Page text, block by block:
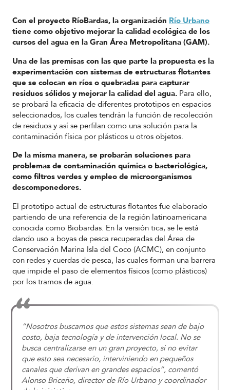
Con el proyecto RíoBardas, la organización Río Urbano
tiene como objetivo mejorar la calidad ecológica de los
cursos del agua en la Gran Área Metropolitana (GAM).
Una de las premisas con las que parte la propuesta es la
experimentación con sistemas de estructuras flotantes
que se colocan en ríos o quebradas para capturar
residuos sólidos y mejorar la calidad del agua. Para ello,
se probará la eficacia de diferentes prototipos en espacios
seleccionados, los cuales tendrán la función de recolección
de residuos y así se perfilan como una solución para la
contaminación física por plásticos u otros objetos.
De la misma manera, se probarán soluciones para
problemas de contaminación química o bacteriológica,
como filtros verdes y empleo de microorganismos
descomponedores.
El prototipo actual de estructuras flotantes fue elaborado
partiendo de una referencia de la región latinoamericana
conocida como Biobardas. En la versión tica, se le está
dando uso a boyas de pesca recuperadas del Área de
Conservación Marina Isla del Coco (ACMC), en conjunto
con redes y cuerdas de pesca, las cuales forman una barrera
que impide el paso de elementos físicos (como plásticos)
por los tramos de agua.
“Nosotros buscamos que estos sistemas sean de bajo
costo, baja tecnología y de intervención local. No se
busca centralizarse en un gran proyecto, si no evitar
que esto sea necesario, interviniendo en pequeños
canales que derivan en grandes espacios”, comentó
Alonso Briceño, director de Río Urbano y coordinador